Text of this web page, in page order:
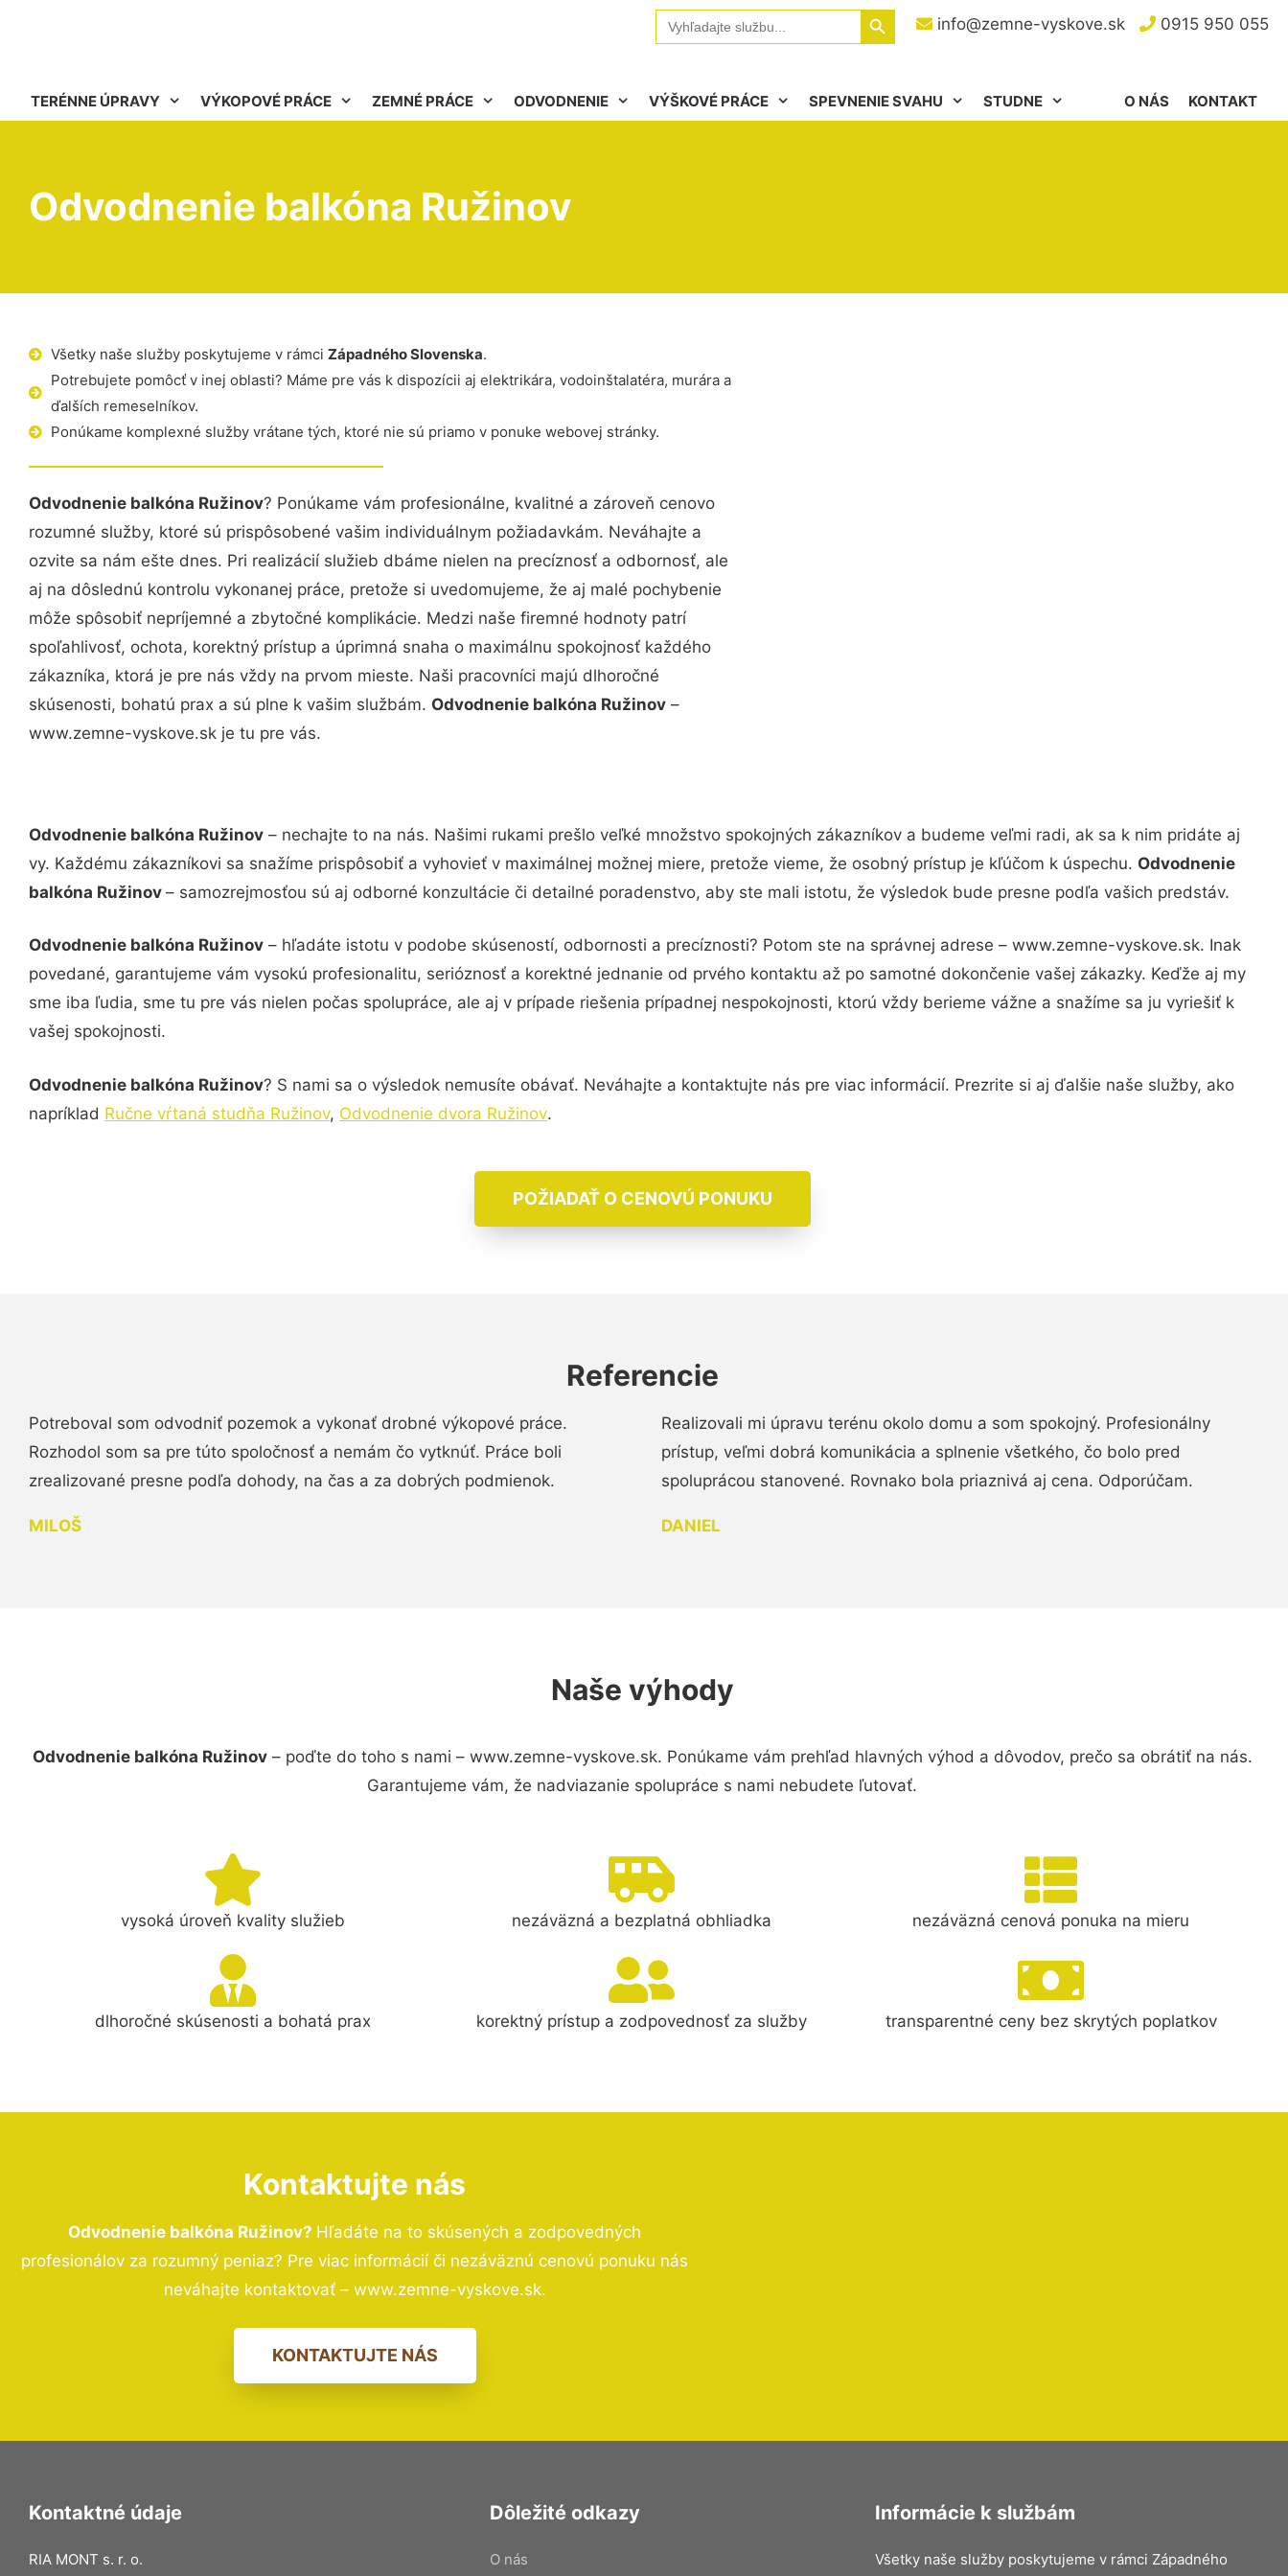
info@zemne-vyskove.sk 0915 950 055
Search
for:
Search Button
TERÉNNE ÚPRAVY VÝKOPOVÉ PRÁCE ZEMNÉ PRÁCE ODVODNENIE VÝŠKOVÉ PRÁCE SPEVNENIE SVAHU STUDNE KONTAKT
O NÁS
Odvodnenie balkóna Ružinov
Všetky naše služby poskytujeme v rámci Západného Slovenska.
Potrebujete pomôcť v inej oblasti? Máme pre vás k dispozícii aj elektrikára, vodoinštalatéra, murára a
ďalších remeselníkov.
Ponúkame komplexné služby vrátane tých, ktoré nie sú priamo v ponuke webovej stránky.
Odvodnenie balkóna Ružinov? Ponúkame vám profesionálne, kvalitné a zároveň cenovo
rozumné služby, ktoré sú prispôsobené vašim individuálnym požiadavkám. Neváhajte a
ozvite sa nám ešte dnes. Pri realizácií služieb dbáme nielen na precíznosť a odbornosť, ale
aj na dôslednú kontrolu vykonanej práce, pretože si uvedomujeme, že aj malé pochybenie
môže spôsobiť nepríjemné a zbytočné komplikácie. Medzi naše firemné hodnoty patrí
spoľahlivosť, ochota, korektný prístup a úprimná snaha o maximálnu spokojnosť každého
zákazníka, ktorá je pre nás vždy na prvom mieste. Naši pracovníci majú dlhoročné
skúsenosti, bohatú prax a sú plne k vašim službám. Odvodnenie balkóna Ružinov –
www.zemne-vyskove.sk je tu pre vás.
Odvodnenie balkóna Ružinov – nechajte to na nás. Našimi rukami prešlo veľké množstvo spokojných zákazníkov a budeme veľmi radi, ak sa k nim pridáte aj
vy. Každému zákazníkovi sa snažíme prispôsobiť a vyhovieť v maximálnej možnej miere, pretože vieme, že osobný prístup je kľúčom k úspechu. Odvodnenie
balkóna Ružinov – samozrejmosťou sú aj odborné konzultácie či detailné poradenstvo, aby ste mali istotu, že výsledok bude presne podľa vašich predstáv.
Odvodnenie balkóna Ružinov – hľadáte istotu v podobe skúseností, odbornosti a precíznosti? Potom ste na správnej adrese – www.zemne-vyskove.sk. Inak
povedané, garantujeme vám vysokú profesionalitu, serióznosť a korektné jednanie od prvého kontaktu až po samotné dokončenie vašej zákazky. Keďže aj my
sme iba ľudia, sme tu pre vás nielen počas spolupráce, ale aj v prípade riešenia prípadnej nespokojnosti, ktorú vždy berieme vážne a snažíme sa ju vyriešiť k
vašej spokojnosti.
Odvodnenie balkóna Ružinov? S nami sa o výsledok nemusíte obávať. Neváhajte a kontaktujte nás pre viac informácií. Prezrite si aj ďalšie naše služby, ako
napríklad Ručne vŕtaná studňa Ružinov, Odvodnenie dvora Ružinov.
POŽIADAŤ O CENOVÚ PONUKU
Referencie
Potreboval som odvodniť pozemok a vykonať drobné výkopové práce.
Rozhodol som sa pre túto spoločnosť a nemám čo vytknúť. Práce boli
zrealizované presne podľa dohody, na čas a za dobrých podmienok.
MILOŠ
Realizovali mi úpravu terénu okolo domu a som spokojný. Profesionálny
prístup, veľmi dobrá komunikácia a splnenie všetkého, čo bolo pred
spoluprácou stanovené. Rovnako bola priaznivá aj cena. Odporúčam.
DANIEL
Naše výhody
Odvodnenie balkóna Ružinov– poďte do toho s nami – www.zemne-vyskove.sk. Ponúkame vám prehľad hlavných výhod a dôvodov, prečo sa obrátiť na nás.
Garantujeme vám, že nadviazanie spolupráce s nami nebudete ľutovať.
vysoká úroveň kvality služieb nezáväzná a bezplatná obhliadka nezáväzná cenová ponuka na mieru
dlhoročné skúsenosti a bohatá prax korektný prístup a zodpovednosť za služby transparentné ceny bez skrytých poplatkov
Kontaktujte nás
Odvodnenie balkóna Ružinov? Hľadáte na to skúsených a zodpovedných
profesionálov za rozumný peniaz? Pre viac informácií či nezáväznú cenovú ponuku nás
neváhajte kontaktovať – www.zemne-vyskove.sk.
KONTAKTUJTE NÁS
Kontaktné údaje
RIA MONT s. r. o.
Dôležité odkazy
O nás
Informácie k službám
Všetky naše služby poskytujeme v rámci Západného